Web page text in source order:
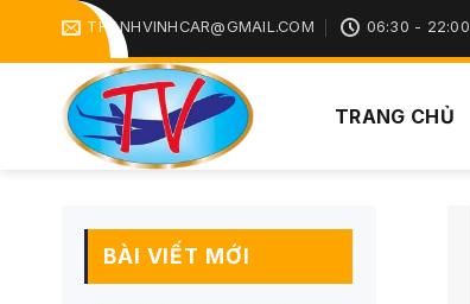
THANHVINHCAR@GMAIL.COM 06:30 - 22:00
TRANG CHỦ
BÀI VIẾT MỚI